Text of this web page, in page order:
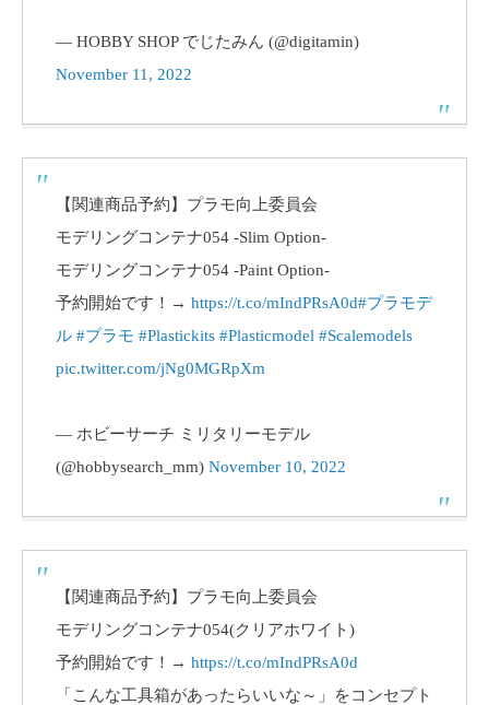
— HOBBY SHOP でじたみん (@digitamin)
November 11, 2022
【関連商品予約】プラモ向上委員会
モデリングコンテナ054 -Slim Option-
モデリングコンテナ054 -Paint Option-
予約開始です！→ https://t.co/mIndPRsA0d#プラモデ
ル #プラモ #Plastickits #Plasticmodel #Scalemodels
pic.twitter.com/jNg0MGRpXm
— ホビーサーチ ミリタリーモデル
(@hobbysearch_mm) November 10, 2022
【関連商品予約】プラモ向上委員会
モデリングコンテナ054(クリアホワイト)
予約開始です！→ https://t.co/mIndPRsA0d
「こんな工具箱があったらいいな～」をコンセプト